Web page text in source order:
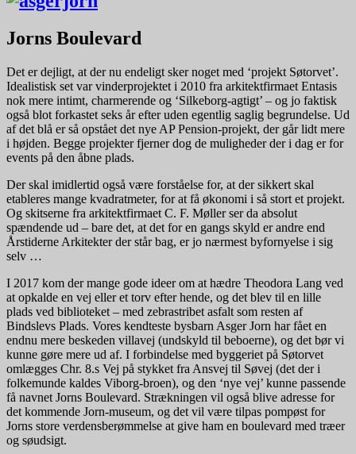
Jorns Boulevard
Det er dejligt, at der nu endeligt sker noget med ‘projekt Søtorvet’.
Idealistisk set var vinderprojektet i 2010 fra arkitektfirmaet Entasis
nok mere intimt, charmerende og ‘Silkeborg-agtigt’ – og jo faktisk
også blot forkastet seks år efter uden egentlig saglig begrundelse. Ud
af det blå er så opstået det nye AP Pension-projekt, der går lidt mere
i højden. Begge projekter fjerner dog de muligheder der i dag er for
events på den åbne plads.
Der skal imidlertid også være forståelse for, at der sikkert skal
etableres mange kvadratmeter, for at få økonomi i så stort et projekt.
Og skitserne fra arkitektfirmaet C. F. Møller ser da absolut
spændende ud – bare det, at det for en gangs skyld er andre end
Årstiderne Arkitekter der står bag, er jo nærmest byfornyelse i sig
selv …
I 2017 kom der mange gode ideer om at hædre Theodora Lang ved
at opkalde en vej eller et torv efter hende, og det blev til en lille
plads ved biblioteket – med zebrastribet asfalt som resten af
Bindslevs Plads. Vores kendteste bysbarn Asger Jorn har fået en
endnu mere beskeden villavej (undskyld til beboerne), og det bør vi
kunne gøre mere ud af. I forbindelse med byggeriet på Søtorvet
omlægges Chr. 8.s Vej på stykket fra Ansvej til Søvej (det der i
folkemunde kaldes Viborg-broen), og den ‘nye vej’ kunne passende
få navnet Jorns Boulevard. Strækningen vil også blive adresse for
det kommende Jorn-museum, og det vil være tilpas pompøst for
Jorns store verdensberømmelse at give ham en boulevard med træer
og søudsigt.